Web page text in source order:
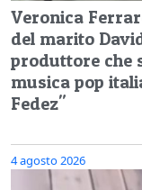
Veronica
del marito
produttore che
musica pop
Fedez"
4 agosto 2026